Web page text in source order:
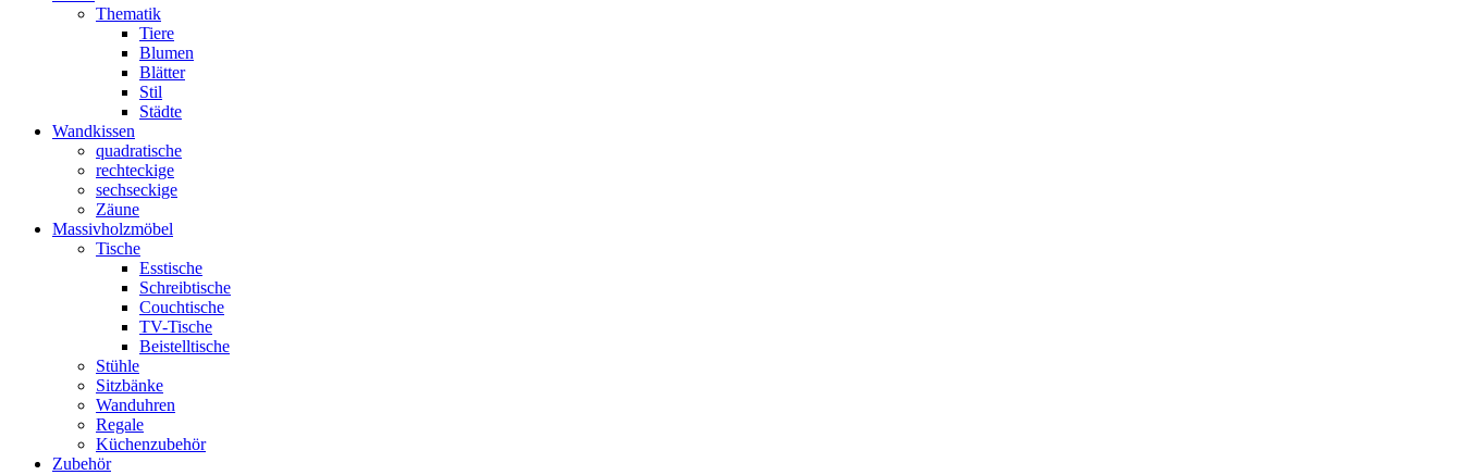
Thematik
Tiere
Blumen
Blätter
Stil
Städte
Wandkissen
quadratische
rechteckige
sechseckige
Zäune
Massivholzmöbel
Tische
Esstische
Schreibtische
Couchtische
TV-Tische
Beistelltische
Stühle
Sitzbänke
Wanduhren
Regale
Küchenzubehör
Zubehör